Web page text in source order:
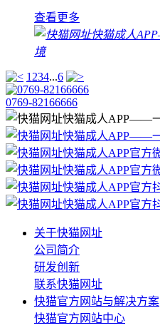
查看更多
1 234...6
0769-82166666
关于快猫网址
公司简介
研发创新
联系快猫网址
快猫官方网站与解决方案
快猫官方网站中心